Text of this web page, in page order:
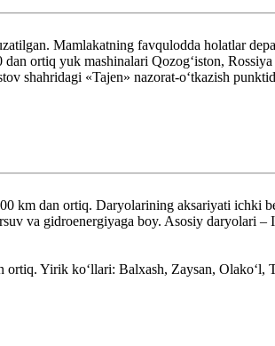
Mamlakatning favqulodda holatlar
ortiq yuk mashinalari Qozogʻiston,
shahridagi «Tajen» nazorat-oʻtkazish
km dan ortiq. Daryolarining aksariyati ichki
va gidroenergiyaga boy. Asosiy daryolari
Yirik koʻllari: Balxash, Zaysan, Olakoʻl,